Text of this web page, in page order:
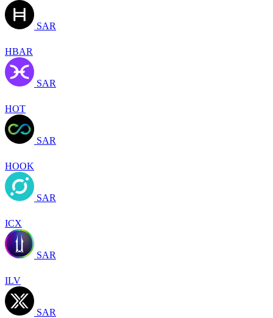
SAR
HBAR
SAR
HOT
SAR
HOOK
SAR
ICX
SAR
ILV
SAR